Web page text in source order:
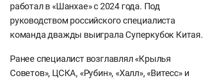
работал в «Шанхае» с 2024 года. Под
руководством российского специалиста
команда дважды выиграла Суперкубок Китая.
Ранее специалист возглавлял «Крылья
Советов», ЦСКА, «Рубин», «Халл», «Витесс» и